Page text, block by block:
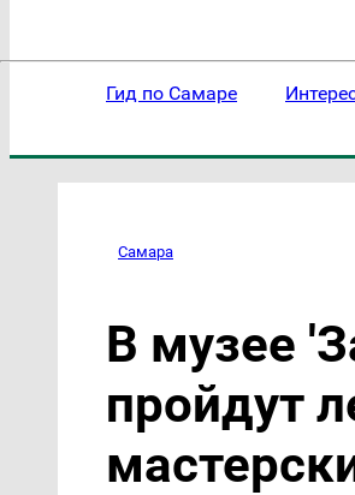
Гид по Самаре
Самара
В музее
пройдут